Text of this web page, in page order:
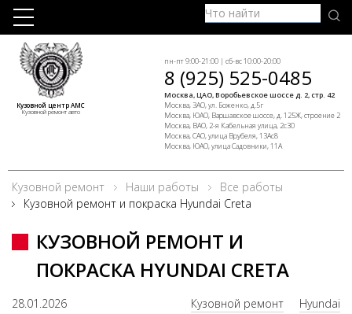
Кузовной центр АМС
Кузовной ремонт авто
пн-пт 9:00-21:00 | сб-вс 10:00-20:00
8 (925) 525-0485
Москва, ЦАО, Воробьевское шоссе д. 2, стр. 42
Москва, ЗАО, ул. Боженко, д.5г
Москва, ЮАО, Варшавское шоссе, д. 125Ж, строение 2
Москва, ВАО, 2-я Кабельная улица, 2с30
Москва, САО, улица Врубеля, 13Ас8
Москва, ЮАО, улица Садовники, 11А
Кузовной ремонт Наши работы
Все работы
Кузовной ремонт и покраска Hyundai Creta
КУЗОВНОЙ РЕМОНТ И
ПОКРАСКА HYUNDAI CRETA
28.01.2026 Кузовной ремонт
Hyundai